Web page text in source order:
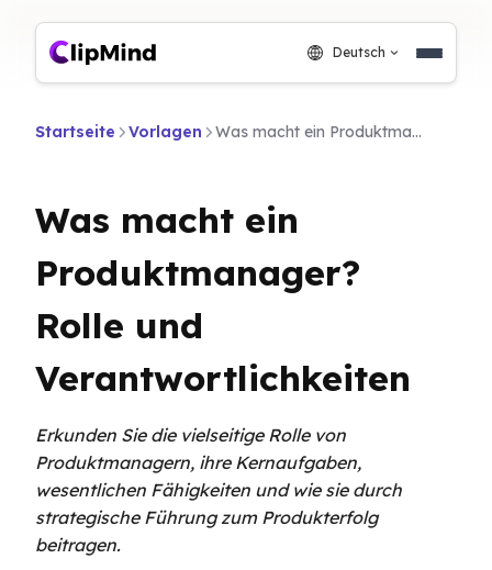
Deutsch
Startseite Vorlagen Was macht ein Produktmanager? Rolle und Verantwortlichkeiten
Was macht ein
Produktmanager?
Rolle und
Verantwortlichkeiten
Erkunden Sie die vielseitige Rolle von
Produktmanagern, ihre Kernaufgaben,
wesentlichen Fähigkeiten und wie sie durch
strategische Führung zum Produkterfolg
beitragen.